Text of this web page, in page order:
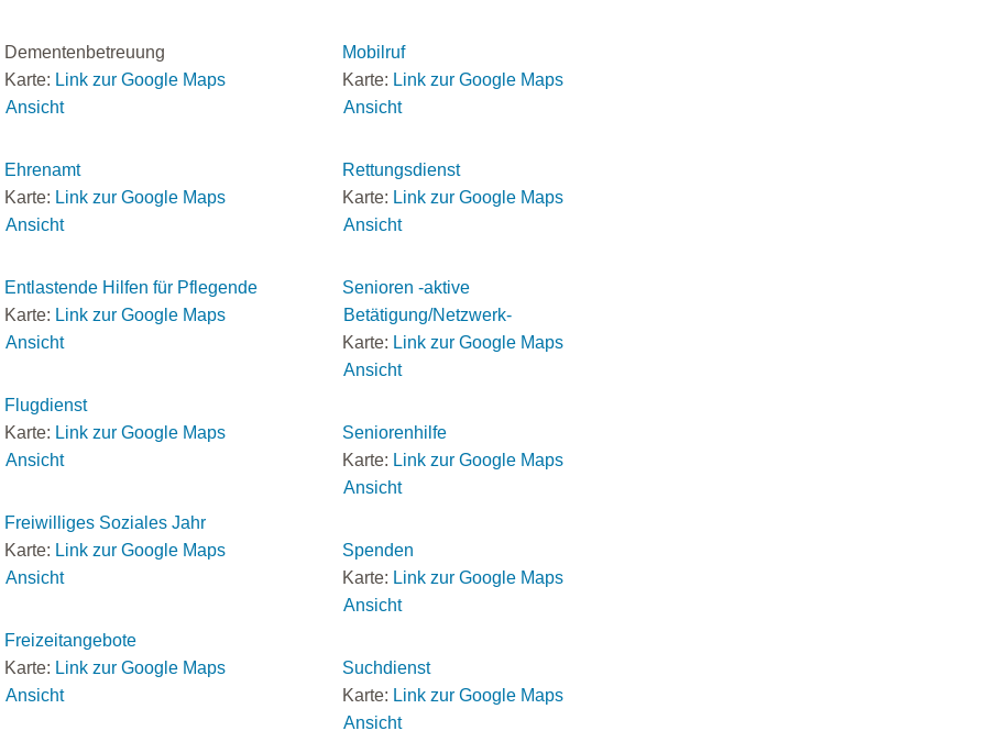
Dementenbetreuung
Karte: Link zur Google Maps
Ansicht
Ehrenamt
Karte: Link zur Google Maps
Ansicht
Entlastende Hilfen für Pflegende
Karte: Link zur Google Maps
Ansicht
Flugdienst
Karte: Link zur Google Maps
Ansicht
Freiwilliges Soziales Jahr
Karte: Link zur Google Maps
Ansicht
Freizeitangebote
Karte: Link zur Google Maps
Ansicht
Mobilruf
Karte: Link zur Google Maps
Ansicht
Rettungsdienst
Karte: Link zur Google Maps
Ansicht
Senioren -aktive
Betätigung/Netzwerk-
Karte: Link zur Google Maps
Ansicht
Seniorenhilfe
Karte: Link zur Google Maps
Ansicht
Spenden
Karte: Link zur Google Maps
Ansicht
Suchdienst
Karte: Link zur Google Maps
Ansicht